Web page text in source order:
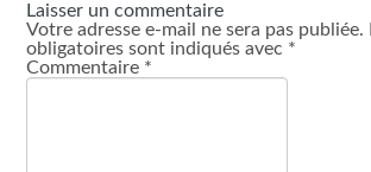
Laisser un commentaire
Votre adresse e-mail ne sera pas publiée.
obligatoires sont indiqués avec *
Commentaire *